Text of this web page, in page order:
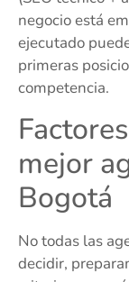
negocio está
ejecutado
primeras
competencia.
mejor
Bogotá
No todas las
decidir,